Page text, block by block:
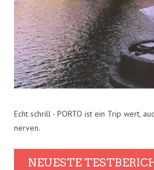
Echt schrill - PORTO ist ein Trip wert,
nerven.
NEUESTE